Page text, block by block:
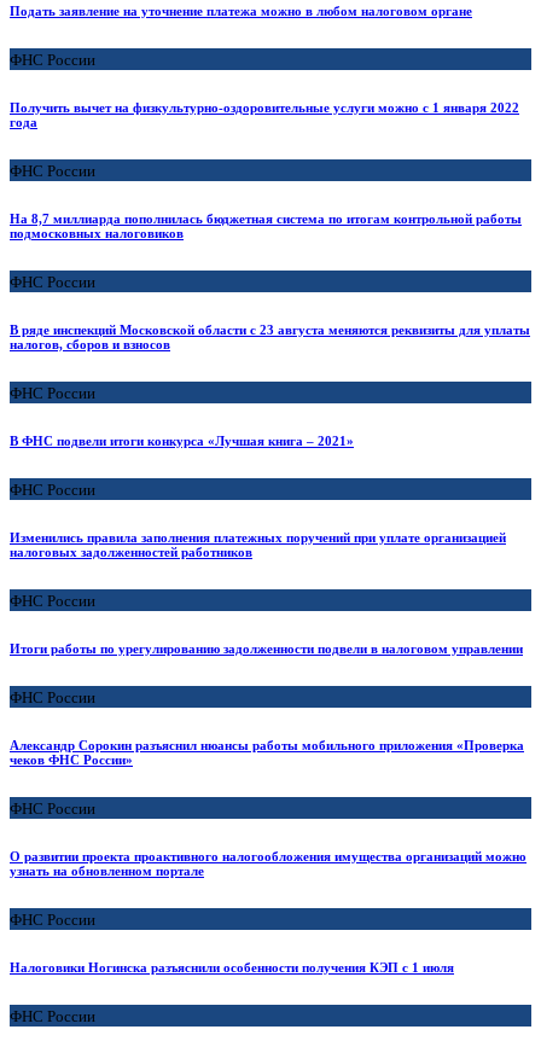
Подать заявление на уточнение платежа можно в любом налоговом органе
ФНС России
Получить вычет на физкультурно-оздоровительные услуги можно с 1 января 2022
года
ФНС России
На 8,7 миллиарда пополнилась бюджетная система по итогам контрольной работы
подмосковных налоговиков
ФНС России
В ряде инспекций Московской области с 23 августа меняются реквизиты для уплаты
налогов, сборов и взносов
ФНС России
В ФНС подвели итоги конкурса «Лучшая книга – 2021»
ФНС России
Изменились правила заполнения платежных поручений при уплате организацией
налоговых задолженностей работников
ФНС России
Итоги работы по урегулированию задолженности подвели в налоговом управлении
ФНС России
Александр Сорокин разъяснил нюансы работы мобильного приложения «Проверка
чеков ФНС России»
ФНС России
О развитии проекта проактивного налогообложения имущества организаций можно
узнать на обновленном портале
ФНС России
Налоговики Ногинска разъяснили особенности получения КЭП с 1 июля
ФНС России